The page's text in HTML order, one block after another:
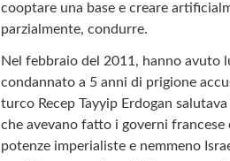
cooptare una base e creare
parzialmente, condurre.
Nel febbraio del 2011, hanno avuto
condannato a 5 anni di prigione
turco Recep Tayyip Erdogan
che avevano fatto i governi
potenze imperialiste e nemmeno